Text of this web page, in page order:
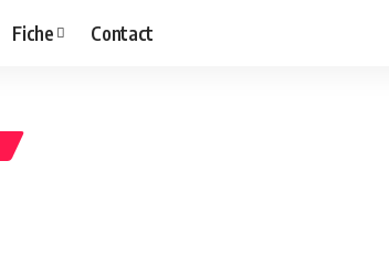
Fiche Contact